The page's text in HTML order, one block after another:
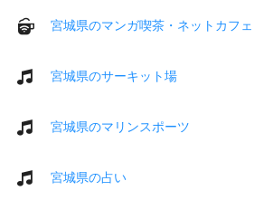
宮城県のマンガ喫茶・ネットカフェ
宮城県のサーキット場
宮城県のマリンスポーツ
宮城県の占い